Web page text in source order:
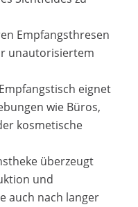
Empfangsthresen
unautorisiertem
eignet
wie Büros,
kosmetische
überzeugt
und
auch nach langer